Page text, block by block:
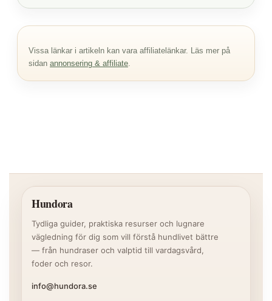
Vissa länkar i artikeln kan vara affiliatelänkar. Läs mer på
sidan annonsering & affiliate.
Hundora
Tydliga guider, praktiska resurser och lugnare
vägledning för dig som vill förstå hundlivet bättre
— från hundraser och valptid till vardagsvård,
foder och resor.
info@hundora.se